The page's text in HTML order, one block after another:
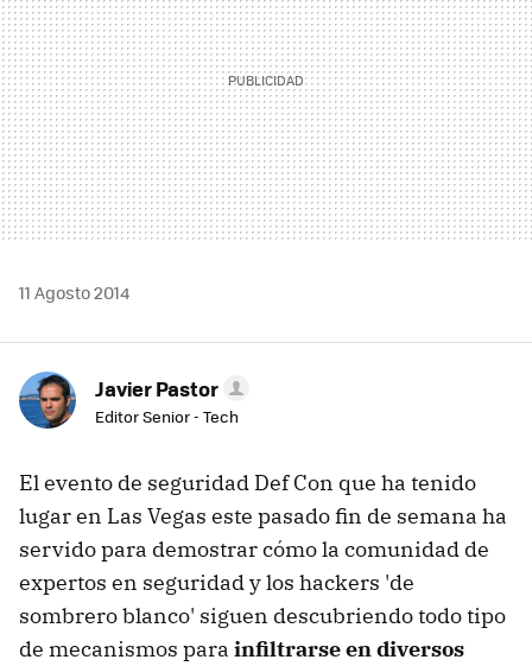
11 Agosto 2014
Javier Pastor
Editor Senior - Tech
El evento de seguridad Def Con que ha tenido
lugar en Las Vegas este pasado fin de semana ha
servido para demostrar cómo la comunidad de
expertos en seguridad y los hackers 'de
sombrero blanco' siguen descubriendo todo tipo
de mecanismos para infiltrarse en diversos